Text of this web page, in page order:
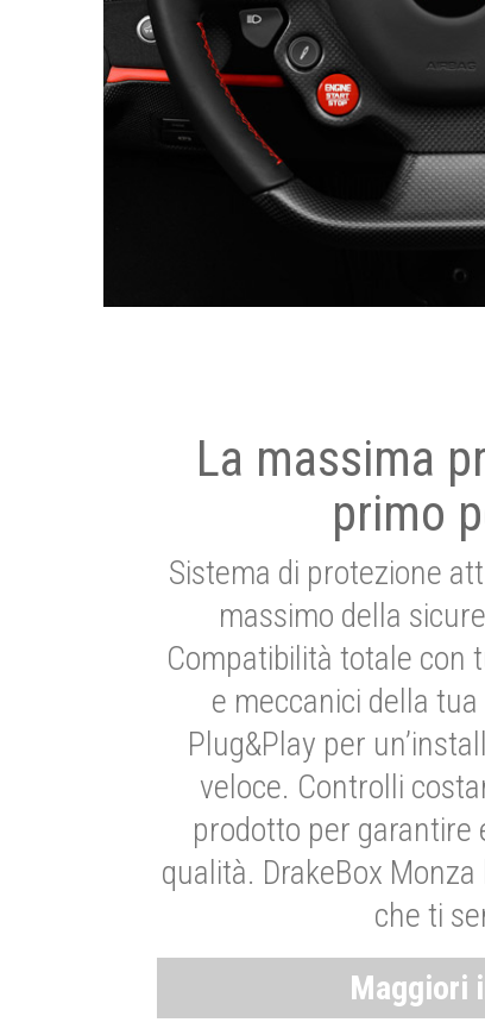
La massima
primo
Sistema di protezione
massimo della
Compatibilità totale con
e meccanici della
Plug&Play per
veloce. Controlli
prodotto per garantire
qualità. DrakeBox
che ti
Maggiori